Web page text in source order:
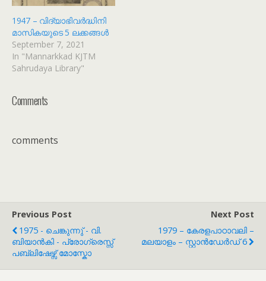
1947 – വിദ്യാഭിവർദ്ധിനി
മാസികയുടെ 5 ലക്കങ്ങൾ
September 7, 2021
In "Mannarkkad KJTM
Sahrudaya Library"
Comments
comments
Previous Post
1975 - ചെങ്കുന്നു് - വി.
ബിയാൻകി - പ്രോഗ്രെസ്സ്
പബ്ലിഷേഴ്സ് മോസ്കോ
Next Post
1979 – കേരളപാഠാവലി –
മലയാളം – സ്റ്റാൻഡേർഡ് 6